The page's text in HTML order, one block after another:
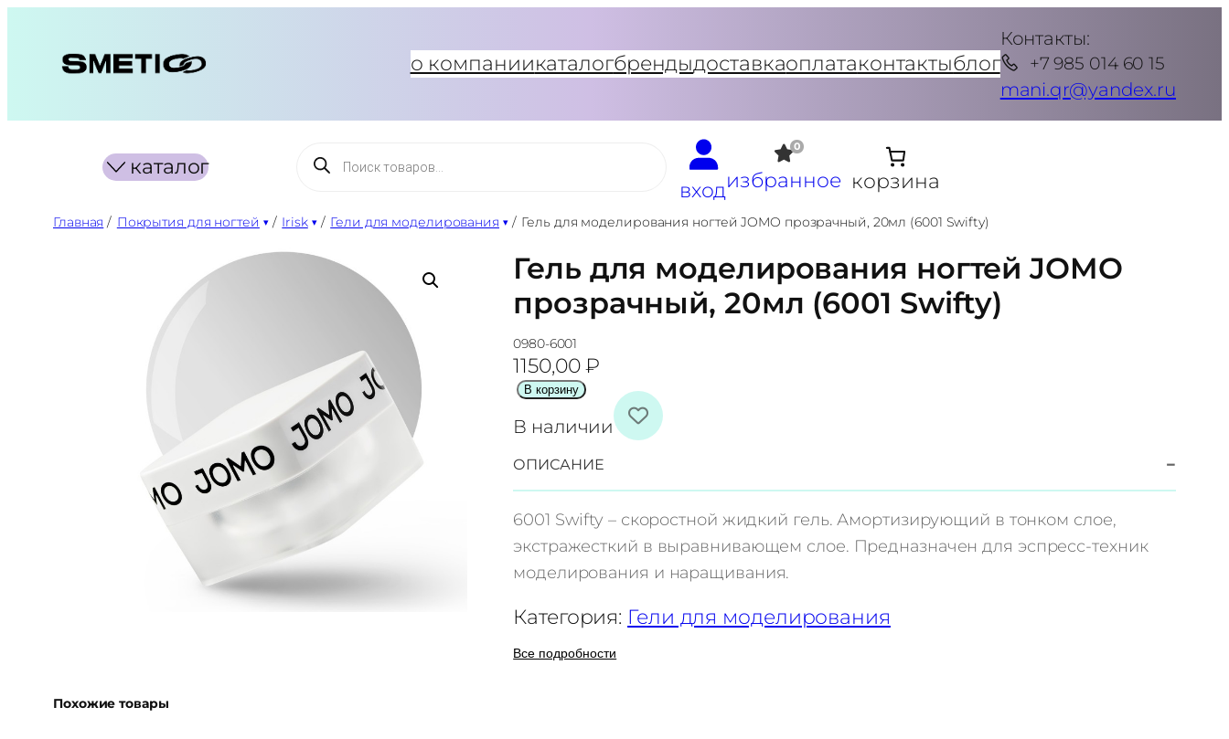
содержимому
о компаниикаталогбрендыдоставкаоплатаконтактыблог
Контакты:
+7 985 014 60 15
mani.qr@yandex.ru
каталог
Поиск
товаров
вход
0
избранное корзина
Главная / Покрытия для ногтей / Irisk / Гели для моделирования / Гель для моделирования ногтей JOMO прозрачный, 20мл (6001 Swifty)
Гель для моделирования ногтей JOMO
прозрачный, 20мл (6001 Swifty)
0980-6001
1150,00₽
В наличии
К
о
и
е
с
т
в
т
В корзину
ОПИСАНИЕ −
6001 Swifty – скоростной жидкий гель. Амортизирующий в тонком слое,
экстражесткий в выравнивающем слое. Предназначен для эспресс-техник
моделирования и наращивания.
Категория: Гели для моделирования
Все подробности
Похожие товары